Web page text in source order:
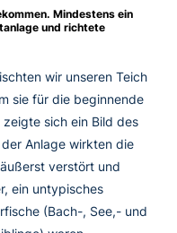
Mindestens ein
und richtete
wir unseren Teich
sie für die beginnende
sich ein Bild des
Anlage wirkten die
verstört und
ein untypisches
(Bach-, See,- und